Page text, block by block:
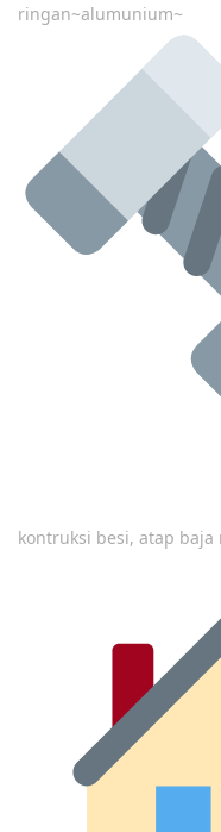
ringan~alumunium~
kontruksi besi, atap